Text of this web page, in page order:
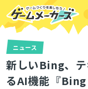
ニュース
新しいBing、
るAI機能『